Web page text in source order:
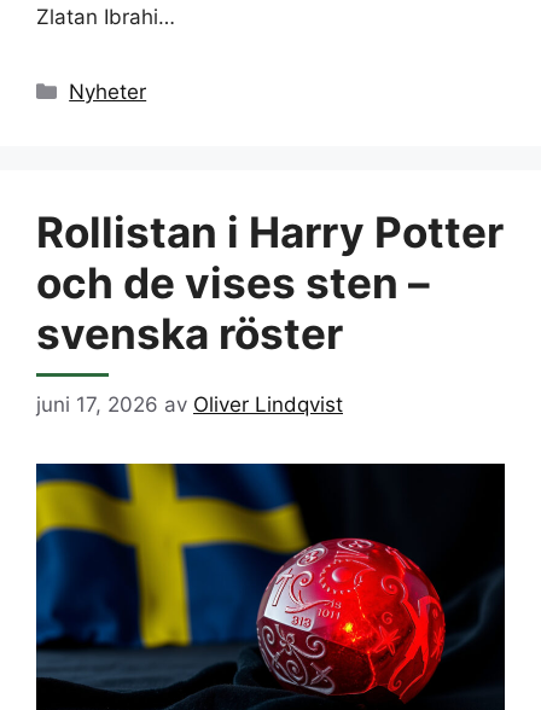
Zlatan Ibrahi…
Kategorier
Nyheter
Rollistan i Harry Potter
och de vises sten –
svenska röster
juni 17, 2026 av Oliver Lindqvist